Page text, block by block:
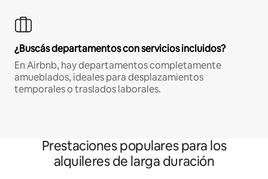
¿Buscás departamentos con servicios incluidos?
En Airbnb, hay departamentos completamente
amueblados, ideales para desplazamientos
temporales o traslados laborales.
Prestaciones populares para los
alquileres de larga duración